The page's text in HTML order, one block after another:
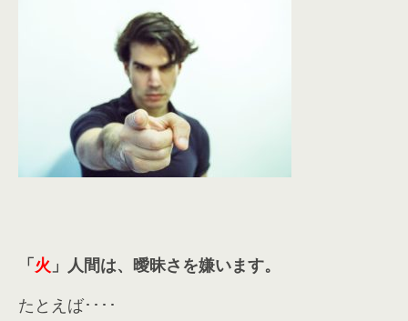
「火 」人間は、曖昧さを嫌います。
たとえば････